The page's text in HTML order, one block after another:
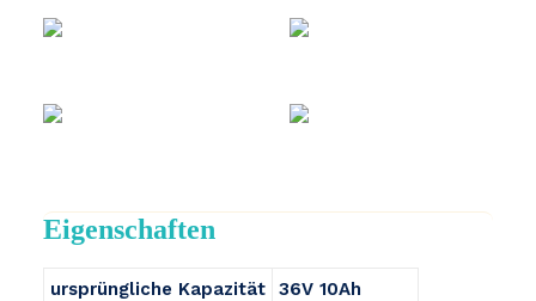
Eigenschaften
ursprüngliche Kapazität
36V 10Ah